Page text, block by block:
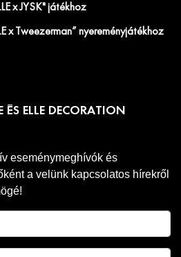
x JYSK" játékhoz
x Tweezerman” nyereményjátékhoz
ÉS ELLE DECORATION
eseménymeghívók és
a velünk kapcsolatos hírekről